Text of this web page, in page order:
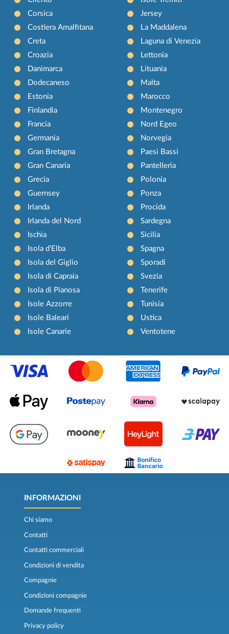
Corsica
Costiera Amalfitana
Creta
Croazia
Danimarca
Dodecaneso
Estonia
Finlandia
Francia
Germania
Gran Bretagna
Gran Canaria
Grecia
Guernsey
Irlanda
Irlanda del Nord
Ischia
Isola d'Elba
Isola del Giglio
Isola di Capraia
Isola di Pianosa
Isole Azzorre
Isole Baleari
Isole Canarie
Jersey
La Maddalena
Laguna di Venezia
Lettonia
Lituania
Malta
Marocco
Montenegro
Nord Egeo
Norvegia
Paesi Bassi
Pantelleria
Polonia
Ponza
Procida
Sardegna
Sicilia
Spagna
Sporadi
Svezia
Tenerife
Tunisia
Ustica
Ventotene
INFORMAZIONI
Chi siamo
Contatti
Contatti commerciali
Condizioni di vendita
Compagnie
Condizioni compagnie
Domande frequenti
Privacy policy